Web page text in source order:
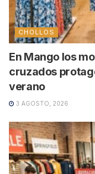
CHOLLOS
En Mango los
cruzados
verano
3 AGOSTO, 2026